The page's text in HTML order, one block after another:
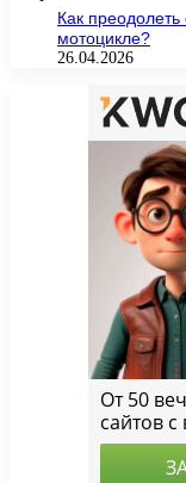
Как
мотоцикле?
26.04.2026